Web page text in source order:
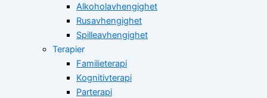
Alkoholavhengighet
Rusavhengighet
Spilleavhengighet
Terapier
Familieterapi
Kognitivterapi
Parterapi